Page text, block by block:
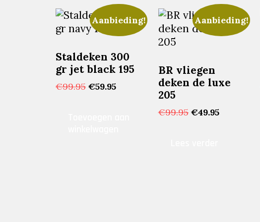
Aanbieding!
Staldeken 300
gr jet black 195
€99.95 Oorspronkelijke
€59.95Huidige
Aanbieding!
BR vliegen
deken de luxe
205
€99.95 Oorspronkelijke
€49.95Huidige